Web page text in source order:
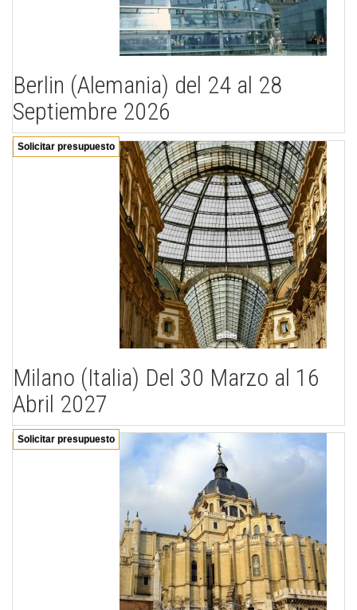
Berlin (Alemania) del 24 al 28
Septiembre 2026
Solicitar presupuesto
Milano (Italia) Del 30 Marzo al 16
Abril 2027
Solicitar presupuesto